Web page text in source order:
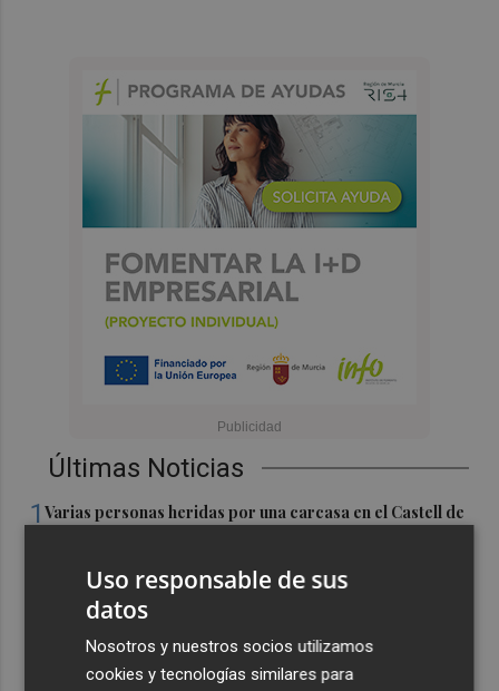
Últimas Noticias
1Varias personas heridas por una carcasa en el Castell de
El Elche CF firma una pretemporada de menos a más
pese a la ausencia de refuerzos
Así es el operativo de limpieza 24 horas de las playas de
La Manga y Cartagena
Uso responsable de sus
datos
Nosotros y nuestros socios utilizamos
cookies y tecnologías similares para